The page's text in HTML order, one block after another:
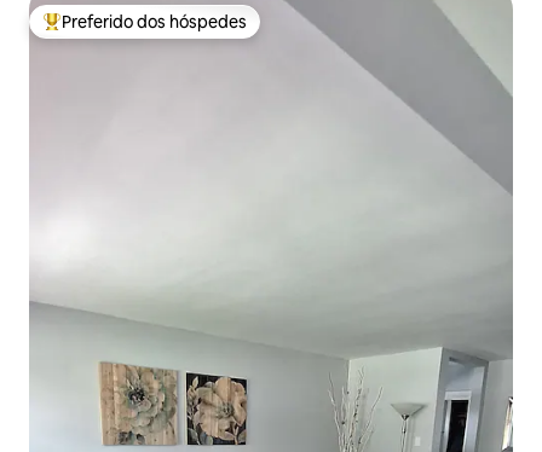
Entre os melhores preferidos dos hóspedes
Preferido dos hóspedes